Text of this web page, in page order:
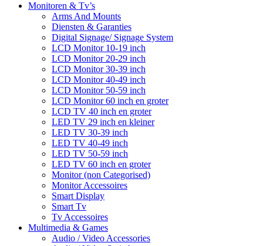
Monitoren & Tv’s
Arms And Mounts
Diensten & Garanties
Digital Signage/ Signage System
LCD Monitor 10-19 inch
LCD Monitor 20-29 inch
LCD Monitor 30-39 inch
LCD Monitor 40-49 inch
LCD Monitor 50-59 inch
LCD Monitor 60 inch en groter
LCD TV 40 inch en groter
LED TV 29 inch en kleiner
LED TV 30-39 inch
LED TV 40-49 inch
LED TV 50-59 inch
LED TV 60 inch en groter
Monitor (non Categorised)
Monitor Accessoires
Smart Display
Smart Tv
Tv Accessoires
Multimedia & Games
Audio / Video Accessories